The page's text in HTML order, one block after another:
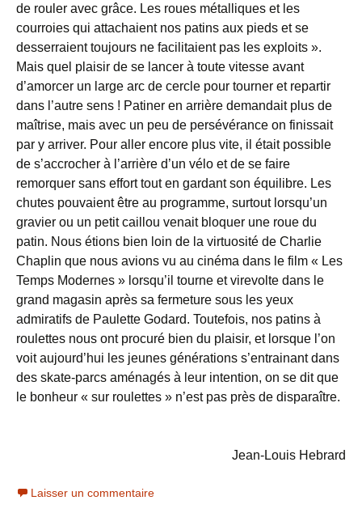
de rouler avec grâce. Les roues métalliques et les
courroies qui attachaient nos patins aux pieds et se
desserraient toujours ne facilitaient pas les exploits ».
Mais quel plaisir de se lancer à toute vitesse avant
d’amorcer un large arc de cercle pour tourner et repartir
dans l’autre sens ! Patiner en arrière demandait plus de
maîtrise, mais avec un peu de persévérance on finissait
par y arriver. Pour aller encore plus vite, il était possible
de s’accrocher à l’arrière d’un vélo et de se faire
remorquer sans effort tout en gardant son équilibre. Les
chutes pouvaient être au programme, surtout lorsqu’un
gravier ou un petit caillou venait bloquer une roue du
patin. Nous étions bien loin de la virtuosité de Charlie
Chaplin que nous avions vu au cinéma dans le film « Les
Temps Modernes » lorsqu’il tourne et virevolte dans le
grand magasin après sa fermeture sous les yeux
admiratifs de Paulette Godard. Toutefois, nos patins à
roulettes nous ont procuré bien du plaisir, et lorsque l’on
voit aujourd’hui les jeunes générations s’entrainant dans
des skate-parcs aménagés à leur intention, on se dit que
le bonheur « sur roulettes » n’est pas près de disparaître.
Jean-Louis Hebrard
Laisser un commentaire